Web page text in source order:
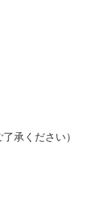
承ください）